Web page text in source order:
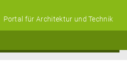
Portal für Architektur und Technik